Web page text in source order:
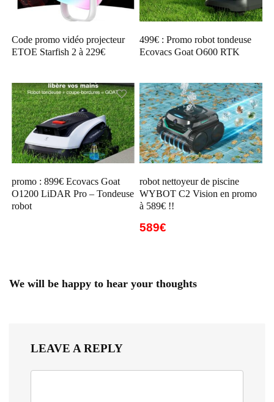
Code promo vidéo projecteur
ETOE Starfish 2 à 229€
499€ : Promo robot tondeuse
Ecovacs Goat O600 RTK
promo : 899€ Ecovacs Goat
O1200 LiDAR Pro – Tondeuse
robot
robot nettoyeur de piscine
WYBOT C2 Vision en promo
à 589€ !!
589€
We will be happy to hear your thoughts
LEAVE A REPLY